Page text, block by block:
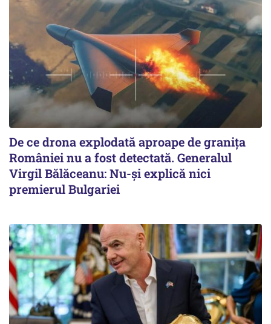
De ce drona explodată aproape de granița
României nu a fost detectată. Generalul
Virgil Bălăceanu: Nu-și explică nici
premierul Bulgariei